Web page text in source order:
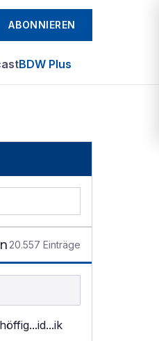
ABONNIEREN
BDW Plus
20.557 Einträge
...id...ik